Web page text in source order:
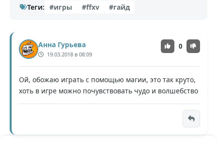
Теги: #игры #ffxv #гайд
Анна Гурьева
19.03.2018 в 08:09
0
Ой, обожаю играть с помощью магии, это так круто,
хоть в игре можно почувствовать чудо и волшебство